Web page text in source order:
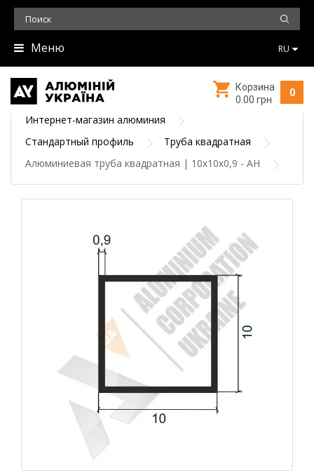
Меню RU
0
Корзина
0.00 грн
Интернет-магазин алюминия
Стандартный профиль
Труба квадратная
Алюминиевая труба квадратная | 10х10х0,9 - АН